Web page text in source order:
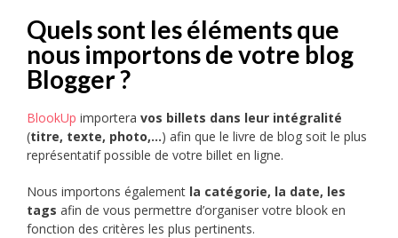
Quels sont les éléments que
nous importons de votre blog
Blogger ?
BlookUp importera vos billets dans leur intégralité
(titre, texte, photo,…) afin que le livre de blog soit le plus
représentatif possible de votre billet en ligne.
Nous importons également la catégorie, la date, les
tags afin de vous permettre d’organiser votre blook en
fonction des critères les plus pertinents.